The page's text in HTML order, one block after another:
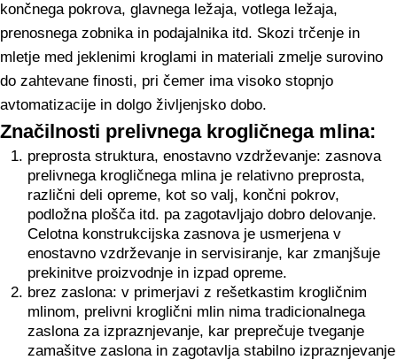
končnega pokrova, glavnega ležaja, votlega ležaja,
prenosnega zobnika in podajalnika itd. Skozi trčenje in
mletje med jeklenimi kroglami in materiali zmelje surovino
do zahtevane finosti, pri čemer ima visoko stopnjo
avtomatizacije in dolgo življenjsko dobo.
Značilnosti prelivnega krogličnega mlina:
preprosta struktura, enostavno vzdrževanje: zasnova
prelivnega krogličnega mlina je relativno preprosta,
različni deli opreme, kot so valj, končni pokrov,
podložna plošča itd. pa zagotavljajo dobro delovanje.
Celotna konstrukcijska zasnova je usmerjena v
enostavno vzdrževanje in servisiranje, kar zmanjšuje
prekinitve proizvodnje in izpad opreme.
brez zaslona: v primerjavi z rešetkastim krogličnim
mlinom, prelivni kroglični mlin nima tradicionalnega
zaslona za izpraznjevanje, kar preprečuje tveganje
zamašitve zaslona in zagotavlja stabilno izpraznjevanje